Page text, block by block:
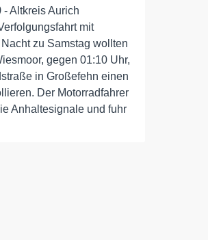
- Altkreis Aurich
mit
zu Samstag wollten
gegen 01:10 Uhr,
in Großefehn einen
Der Motorradfahrer
Anhaltesignale und fuhr